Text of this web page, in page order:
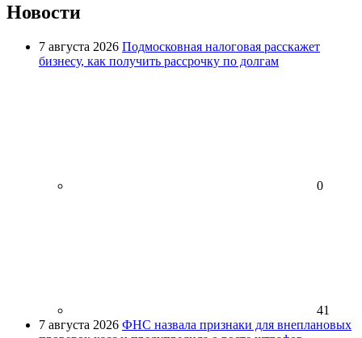
Новости
7 августа 2026 Подмосковная налоговая расскажет
бизнесу, как получить рассрочку по долгам
0
41
7 августа 2026 ФНС назвала признаки для внеплановых